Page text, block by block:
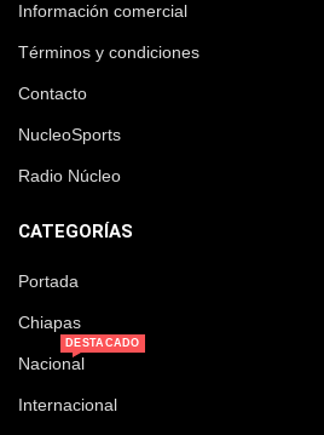
Información comercial
Términos y condiciones
Contacto
NucleoSports
Radio Núcleo
CATEGORÍAS
Portada
Chiapas
Nacional
DESTACADO
Internacional